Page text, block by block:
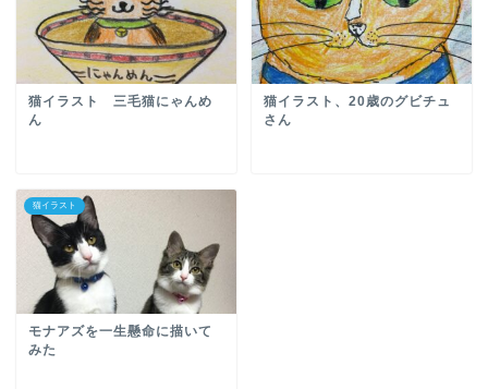
猫イラスト 三毛猫にゃんめ
ん
猫イラスト、20歳のグビチュ
さん
猫イラスト
モナアズを一生懸命に描いて
みた